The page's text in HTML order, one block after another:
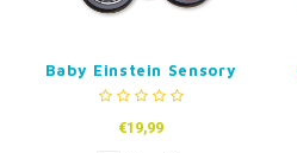
Baby Einstein Sensory
Fidget
€19,99